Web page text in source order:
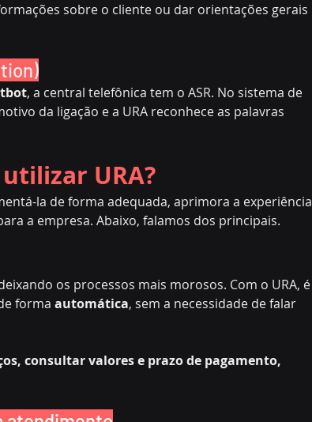
sobre o cliente ou dar orientações gerais
, a central telefônica tem o ASR. No sistema de
da ligação e a URA reconhece as palavras
URA?
la de forma adequada, aprimora a experiência
a empresa. Abaixo, falamos dos principais.
os processos mais morosos. Com o URA, é
forma automática, sem a necessidade de falar
consultar valores e prazo de pagamento,